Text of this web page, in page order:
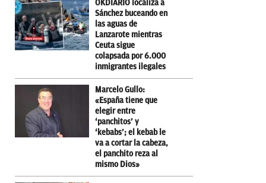
OKDIARIO localiza a
Sánchez buceando en
las aguas de
Lanzarote mientras
Ceuta sigue
colapsada por 6.000
inmigrantes ilegales
Marcelo Gullo:
«España tiene que
elegir entre
‘panchitos’ y
‘kebabs’; el kebab le
va a cortar la cabeza,
el panchito reza al
mismo Dios»